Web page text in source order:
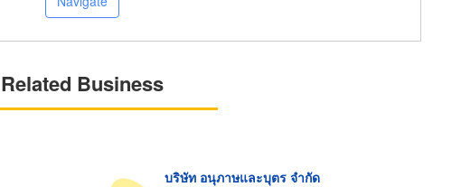
Related Business
บริษัท อนุภาษและบุตร จำกัด